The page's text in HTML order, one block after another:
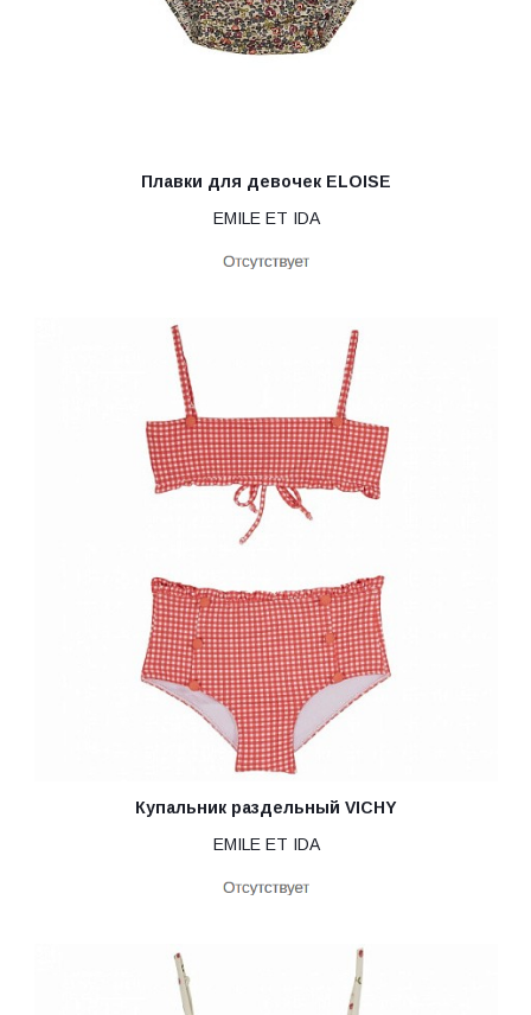
Плавки для девочек ELOISE
EMILE ET IDA
Купальник раздельный VICHY
EMILE ET IDA